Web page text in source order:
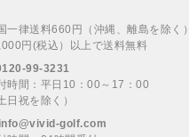
一律送料660円（沖縄、離島を除く）
円(税込）以上で送料無料
99-3231
時間：平日10：00～17：00
日祝を除く）
info@vivid-golf.com